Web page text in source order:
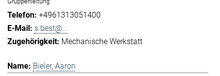
+4961313051400
s.best@...
Mechanische Werkstatt
Bieler, Aaron